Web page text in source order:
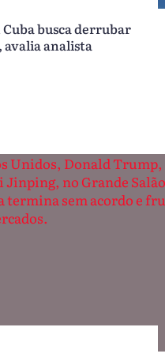
busca derrubar
avalia analista